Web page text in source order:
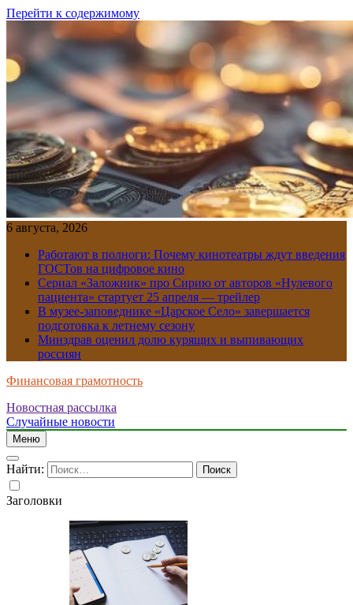
Перейти к содержимому
6 августа, 2026
Работают в полноги: Почему кинотеатры ждут введения
ГОСТов на цифровое кино
Сериал «Заложник» про Сирию от авторов «Нулевого
пациента» стартует 25 апреля — трейлер
В музее-заповеднике «Царское Село» завершается
подготовка к летнему сезону
Минздрав оценил долю курящих и выпивающих
россиян
Финансовая грамотность
Новостная рассылка
Случайные новости
Меню
Найти:
Заголовки